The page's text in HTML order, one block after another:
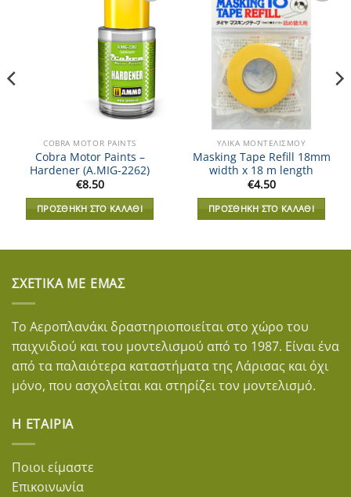
Add to
Wishlist
COBRA MOTOR PAINTS
Cobra Motor Paints –
Hardener (A.MIG-2262)
€8.50
ΠΡΟΣΘΉΚΗ ΣΤΟ ΚΑΛΆΘΙ
Add to
Wishlist
ΥΛΙΚΆ ΜΟΝΤΕΛΙΣΜΟΎ
Masking Tape Refill 18mm
width x 18 m length
€4.50
ΠΡΟΣΘΉΚΗ ΣΤΟ ΚΑΛΆΘΙ
ΣΧΕΤΙΚΆ ΜΕ ΕΜΆΣ
Το Αεροπλανάκι δραστηριοποιείται στο χώρο του
παιχνιδιού και του μοντελισμού από το 1987. Είναι ένα
από τα παλαιότερα καταστήματα της Λάρισας και όχι
μόνο, που ασχολείται και στηρίζει τον μοντελισμό.
Η ΕΤΑΙΡΊΑ
Ποιοι είμαστε
Επικοινωνία